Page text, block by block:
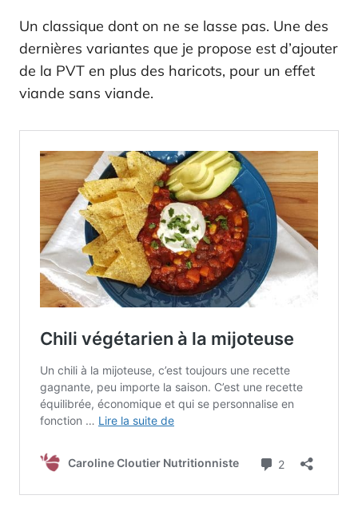
Un classique dont on ne se lasse pas. Une des
dernières variantes que je propose est d’ajouter
de la PVT en plus des haricots, pour un effet
viande sans viande.